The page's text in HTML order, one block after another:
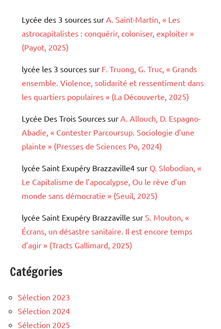
Lycée des 3 sources sur A. Saint-Martin, « Les
astrocapitalistes : conquérir, coloniser, exploiter »
(Payot, 2025)
lycée les 3 sources sur F. Truong, G. Truc, « Grands
ensemble. Violence, solidarité et ressentiment dans
les quartiers populaires » (La Découverte, 2025)
Lycée Des Trois Sources sur A. Allouch, D. Espagno-
Abadie, « Contester Parcoursup. Sociologie d’une
plainte » (Presses de Sciences Po, 2024)
lycée Saint Exupéry Brazzaville4 sur Q. Slobodian, «
Le Capitalisme de l’apocalypse, Ou le rêve d’un
monde sans démocratie » (Seuil, 2025)
lycée Saint Exupéry Brazzaville sur S. Mouton, «
Écrans, un désastre sanitaire. Il est encore temps
d’agir » (Tracts Gallimard, 2025)
Catégories
Sélection 2023
Sélection 2024
Sélection 2025